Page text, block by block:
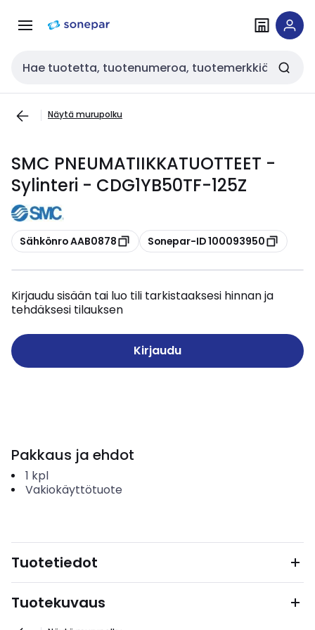
navigointiinsisältöön
Haku
Näytä murupolku
SMC PNEUMATIIKKATUOTTEET -
Sylinteri - CDG1YB50TF-125Z
Kopioi
Sähkönro AAB0878 Kopioi
Sonepar-ID 100093950
Kirjaudu sisään tai luo tili tarkistaaksesi hinnan ja
tehdäksesi tilauksen
Kirjaudu
Pakkaus ja ehdot
1 kpl
Vakiokäyttötuote
Tuotetiedot
Tuotekuvaus